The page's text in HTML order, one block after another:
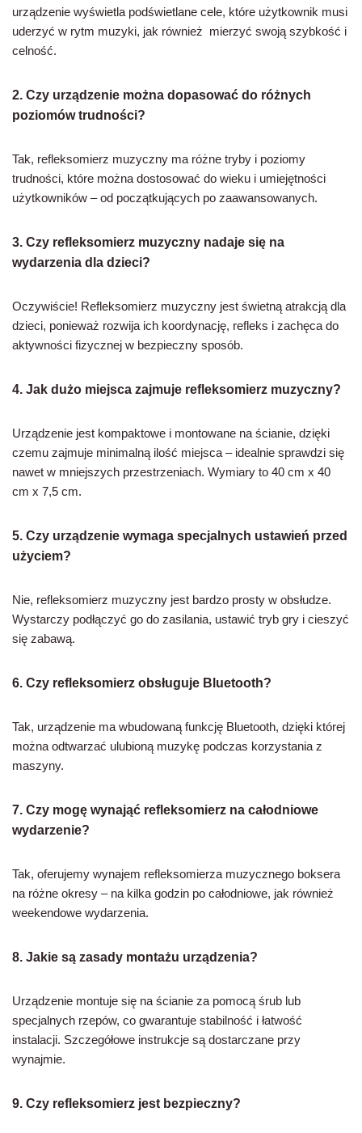
urządzenie wyświetla podświetlane cele, które użytkownik musi
uderzyć w rytm muzyki, jak również mierzyć swoją szybkość i
celność.
2. Czy urządzenie można dopasować do różnych
poziomów trudności?
Tak, refleksomierz muzyczny ma różne tryby i poziomy
trudności, które można dostosować do wieku i umiejętności
użytkowników – od początkujących po zaawansowanych.
3. Czy refleksomierz muzyczny nadaje się na
wydarzenia dla dzieci?
Oczywiście! Refleksomierz muzyczny jest świetną atrakcją dla
dzieci, ponieważ rozwija ich koordynację, refleks i zachęca do
aktywności fizycznej w bezpieczny sposób.
4. Jak dużo miejsca zajmuje refleksomierz muzyczny?
Urządzenie jest kompaktowe i montowane na ścianie, dzięki
czemu zajmuje minimalną ilość miejsca – idealnie sprawdzi się
nawet w mniejszych przestrzeniach. Wymiary to 40 cm x 40
cm x 7,5 cm.
5. Czy urządzenie wymaga specjalnych ustawień przed
użyciem?
Nie, refleksomierz muzyczny jest bardzo prosty w obsłudze.
Wystarczy podłączyć go do zasilania, ustawić tryb gry i cieszyć
się zabawą.
6. Czy refleksomierz obsługuje Bluetooth?
Tak, urządzenie ma wbudowaną funkcję Bluetooth, dzięki której
można odtwarzać ulubioną muzykę podczas korzystania z
maszyny.
7. Czy mogę wynająć refleksomierz na całodniowe
wydarzenie?
Tak, oferujemy wynajem refleksomierza muzycznego boksera
na różne okresy – na kilka godzin po całodniowe, jak również
weekendowe wydarzenia.
8. Jakie są zasady montażu urządzenia?
Urządzenie montuje się na ścianie za pomocą śrub lub
specjalnych rzepów, co gwarantuje stabilność i łatwość
instalacji. Szczegółowe instrukcje są dostarczane przy
wynajmie.
9. Czy refleksomierz jest bezpieczny?